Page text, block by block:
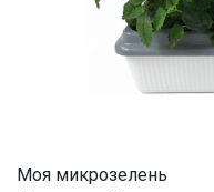
Моя микрозелень